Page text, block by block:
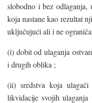
slobodno i bez
koja nastane kao rezultat
uključujući ali i ne
(i) dobit od ulaganja
i drugih oblika ;
(ii) sredstva koja
likvidacije svojih